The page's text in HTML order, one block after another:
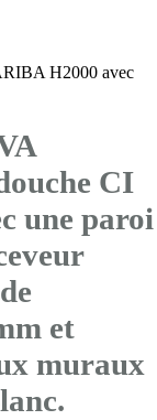
H2000 avec
CI
une paroi
et
muraux